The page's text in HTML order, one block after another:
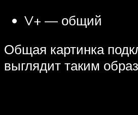
V+ — общий
Общая картинка
выглядит таким